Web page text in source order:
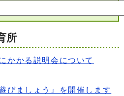
所
かかる説明会について
びましょう』を開催します